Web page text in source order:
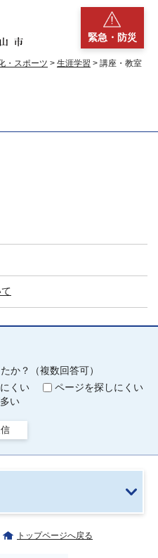
緊急・防災
・スポーツ > 生涯学習 > 講座・教室
か？（複数回答可）
くい
ページを探しにくい
い
トップページへ戻る